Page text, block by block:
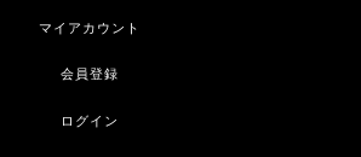
マイアカウント
会員登録
ログイン